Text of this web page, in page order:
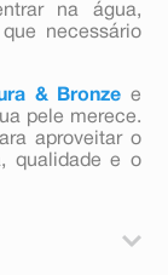
na água,
necessário
& Bronze e
pele merece.
aproveitar o
qualidade e o